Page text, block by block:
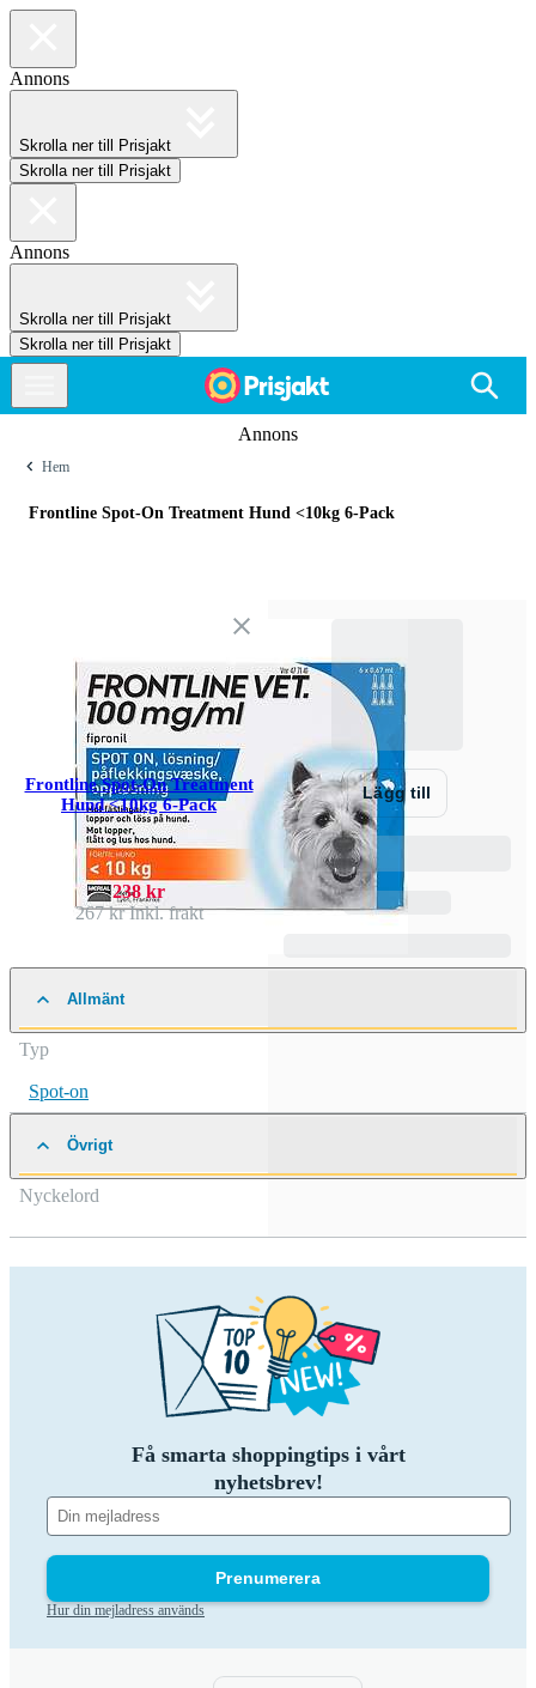
Annons
Skrolla ner till Prisjakt
Skrolla ner till Prisjakt
Annons
Skrolla ner till Prisjakt
Skrolla ner till Prisjakt
Annons
Hem
Frontline Spot-On Treatment Hund <10kg 6-Pack
Frontline Spot-On Treatment
Hund <10kg 6-Pack
238 kr
267 krInkl. frakt
Lägg till
Allmänt
Typ
Spot-on
Övrigt
Nyckelord
Få smarta shoppingtips i vårt
nyhetsbrev!
Prenumerera
Hur din mejladress används